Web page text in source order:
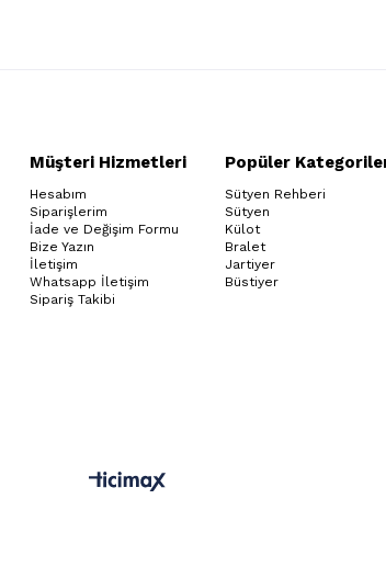
Müşteri Hizmetleri
Hesabım
Siparişlerim
İade ve Değişim Formu
Bize Yazın
İletişim
Whatsapp İletişim
Sipariş Takibi
Popüler
Sütyen Rehberi
Sütyen
Külot
Bralet
Jartiyer
Büstiyer